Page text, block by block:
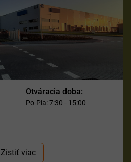
Otváracia doba:
Po-Pia: 7:30 - 15:00
Zistiť viac